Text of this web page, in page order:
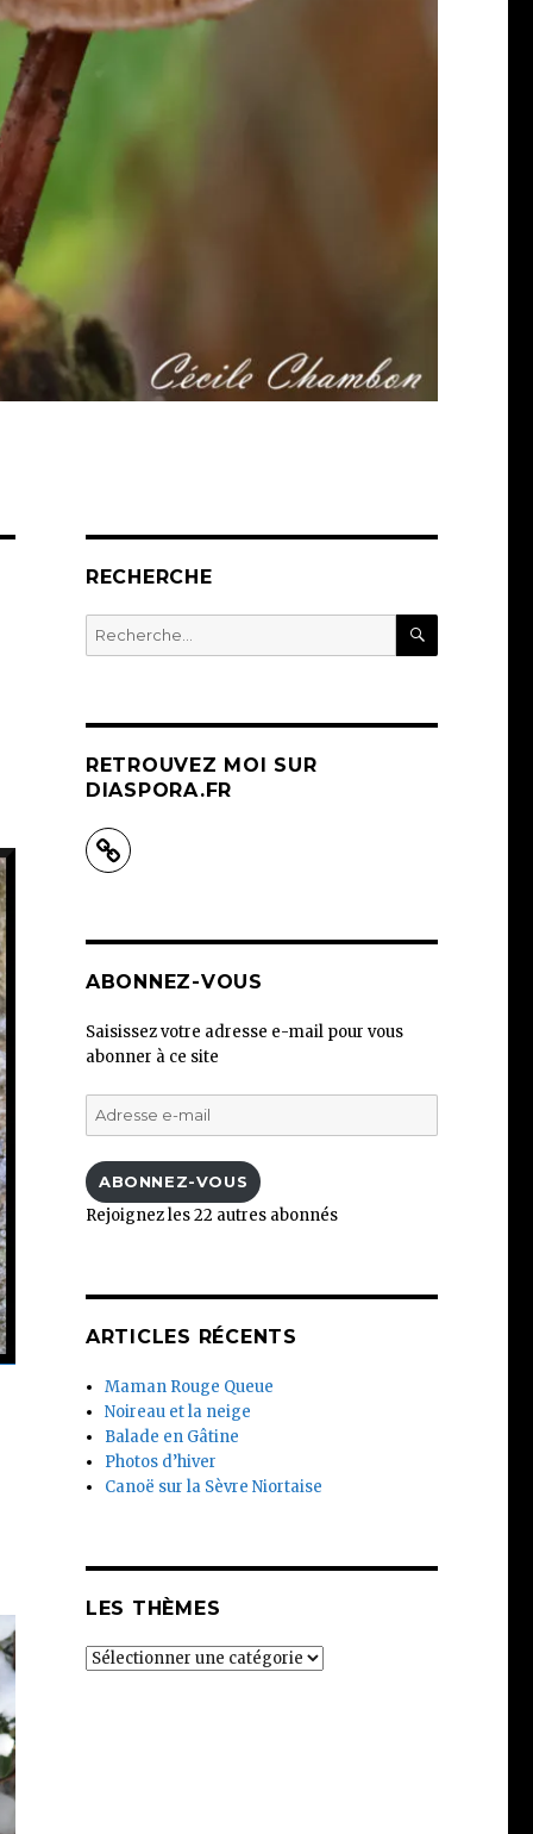
RECHERCHE
Recherche
pour :
RETROUVEZ MOI SUR
DIASPORA.FR
ABONNEZ-VOUS
Saisissez votre adresse e-mail pour vous
abonner à ce site
Adresse
e-
ABONNEZ-VOUS
Rejoignez les 22 autres abonnés
ARTICLES RÉCENTS
Maman Rouge Queue
Noireau et la neige
Balade en Gâtine
Photos d’hiver
Canoë sur la Sèvre Niortaise
LES THÈMES
Les